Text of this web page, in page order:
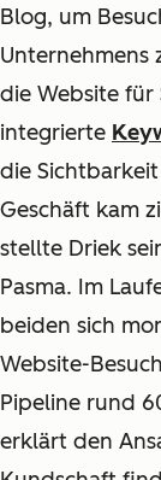
Blog, um
Unternehmens
die Website für
integrierte
die
Geschäft kam
stellte Driek
Pasma. Im
beiden sich
Website-
Pipeline rund
erklärt den